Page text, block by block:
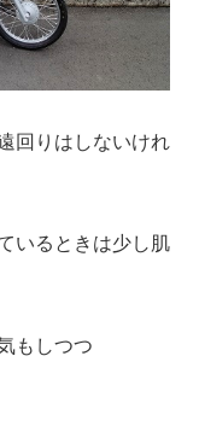
回りはしないけれ
いるときは少し肌
もしつつ